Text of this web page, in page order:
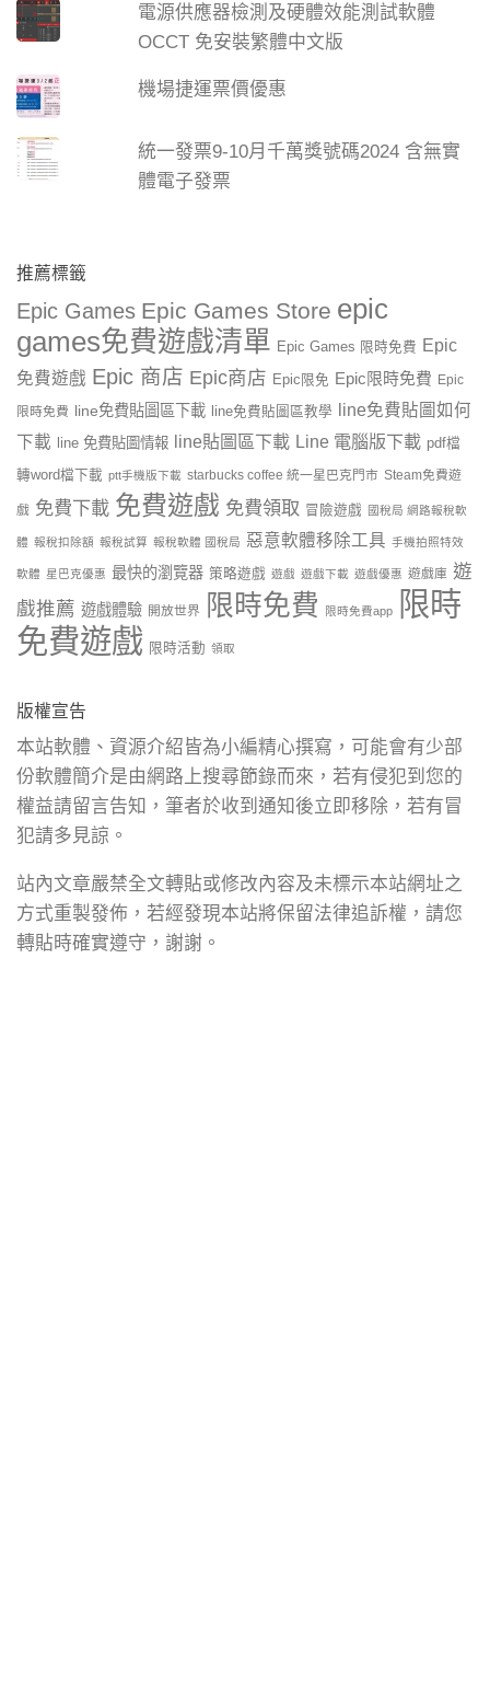
電源供應器檢測及硬體效能測試軟體
OCCT 免安裝繁體中文版
機場捷運票價優惠
統一發票9-10月千萬獎號碼2024 含無實
體電子發票
推薦標籤
Epic Games Epic Games Store epic
games免費遊戲清單 Epic Games 限時免費 Epic
免費遊戲 Epic 商店 Epic商店 Epic限免 Epic限時免費 Epic
限時免費 line免費貼圖區下載 line免費貼圖區教學
line免費貼圖如何
下載
line 免費貼圖情報 line貼圖區下載 Line 電腦版下載 pdf檔
轉word檔下載 ptt手機版下載 starbucks coffee 統一星巴克門市 Steam免費遊
戲 免費下載 免費遊戲 免費領取 冒險遊戲 國稅局 網路報稅軟
體 報稅扣除額 報稅試算 報稅軟體 國稅局 惡意軟體移除工具 手機拍照特效
軟體 星巴克優惠 最快的瀏覽器 策略遊戲 遊戲 遊戲下載 遊戲優惠 遊戲庫 遊
戲推薦 遊戲體驗 開放世界 限時免費 限時免費app
限時
免費遊戲 限時活動 領取
版權宣告
本站軟體、資源介紹皆為小編精心撰寫，可能會有少部
份軟體簡介是由網路上搜尋節錄而來，若有侵犯到您的
權益請留言告知，筆者於收到通知後立即移除，若有冒
犯請多見諒。
站內文章嚴禁全文轉貼或修改內容及未標示本站網址之
方式重製發佈，若經發現本站將保留法律追訴權，請您
轉貼時確實遵守，謝謝。